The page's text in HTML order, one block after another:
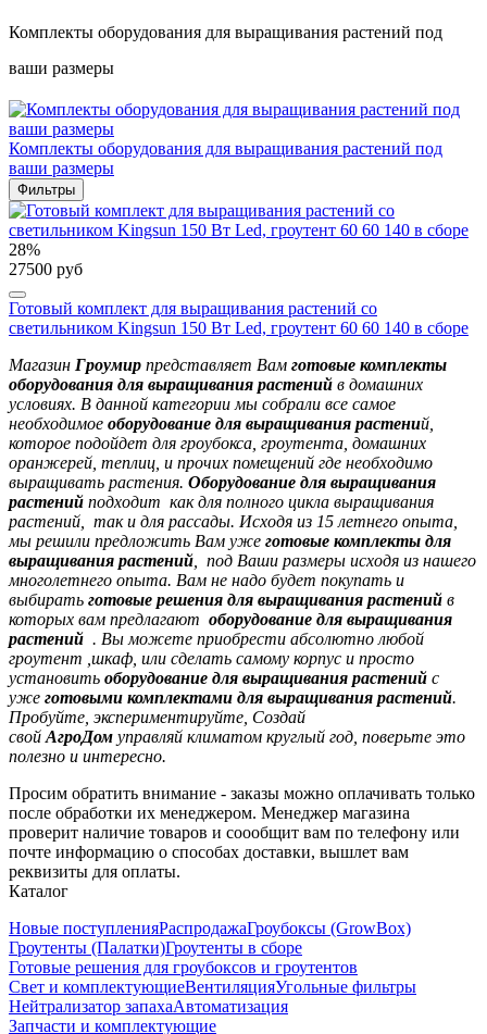
Комплекты оборудования для выращивания растений под
ваши размеры
Комплекты оборудования для выращивания растений под
ваши размеры
Фильтры
28%
27500 руб
Готовый комплект для выращивания растений со
светильником Kingsun 150 Вт Led, гроутент 60 60 140 в сборе
Магазин Гроумир представляет Вам готовые комплекты
оборудования для выращивания растений в домашних
условиях. В данной категории мы собрали все самое
необходимое оборудование для выращивания растений,
которое подойдет для гроубокса, гроутента, домашних
оранжерей, теплиц, и прочих помещений где необходимо
выращивать растения. Оборудование для выращивания
растений подходит как для полного цикла выращивания
растений, так и для рассады. Исходя из 15 летнего опыта,
мы решили предложить Вам уже готовые комплекты для
выращивания растений , под Ваши размеры исходя из нашего
многолетнего опыта. Вам не надо будет покупать и
выбирать готовые решения для выращивания растений в
которых вам предлагают оборудование для выращивания
растений . Вы можете приобрести абсолютно любой
гроутент ,шкаф, или сделать самому корпус и просто
установить оборудование для выращивания растений с
уже готовыми комплектами для выращивания растений.
Пробуйте, экспериментируйте, Создай
свой АгроДом управляй климатом круглый год, поверьте это
полезно и интересно.
Просим обратить внимание - заказы можно оплачивать только
после обработки их менеджером. Менеджер магазина
проверит наличие товаров и соообщит вам по телефону или
почте информацию о способах доставки, вышлет вам
реквизиты для оплаты.
Каталог
Новые поступленияРаспродажаГроубоксы (GrowBox)
Гроутенты (Палатки)Гроутенты в сборе
Готовые решения для гроубоксов и гроутентов
Свет и комплектующиеВентиляцияУгольные фильтры
Нейтрализатор запахаАвтоматизация
Запчасти и комплектующие